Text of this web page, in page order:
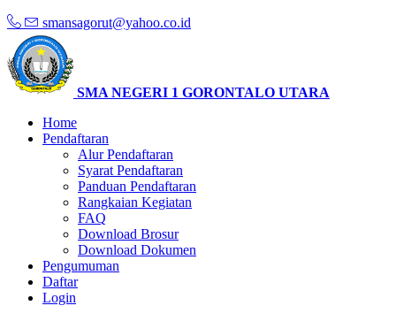
smansagorut@yahoo.co.id
SMA NEGERI 1 GORONTALO UTARA
Home
Pendaftaran
Alur Pendaftaran
Syarat Pendaftaran
Panduan Pendaftaran
Rangkaian Kegiatan
FAQ
Download Brosur
Download Dokumen
Pengumuman
Daftar
Login